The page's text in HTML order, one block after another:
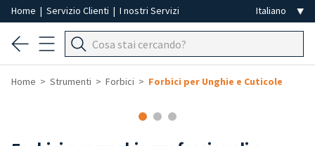
Home | Servizio Clienti | I nostri Servizi
Home Strumenti Forbici Forbici per Unghie e Cuticole